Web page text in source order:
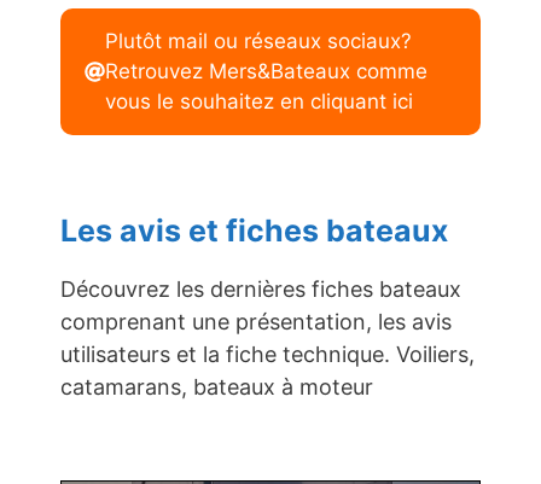
Plutôt mail ou réseaux sociaux?
Retrouvez Mers&Bateaux comme
vous le souhaitez en cliquant ici
Les avis et fiches bateaux
Découvrez les dernières fiches bateaux
comprenant une présentation, les avis
utilisateurs et la fiche technique. Voiliers,
catamarans, bateaux à moteur